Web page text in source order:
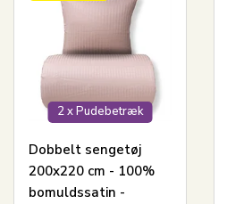
2 x Pudebetræk
Dobbelt sengetøj
200x220 cm - 100%
bomuldssatin -